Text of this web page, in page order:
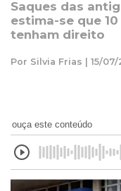
Saques das
estima-se que
tenham direito
Por Silvia Frias | 15/
ouça este conteúdo